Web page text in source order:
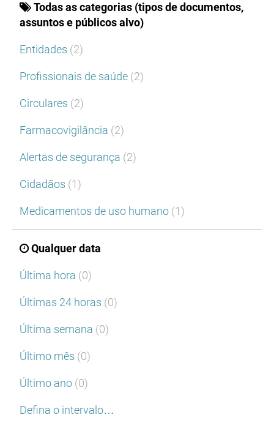
Todas as categorias (tipos de documentos,
assuntos e públicos alvo)
Entidades (2)
Profissionais de saúde (2)
Circulares (2)
Farmacovigilância (2)
Alertas de segurança (2)
Cidadãos (1)
Medicamentos de uso humano (1)
Qualquer data
Última hora (0)
Últimas 24 horas (0)
Última semana (0)
Último mês (0)
Último ano (0)
Defina o intervalo…